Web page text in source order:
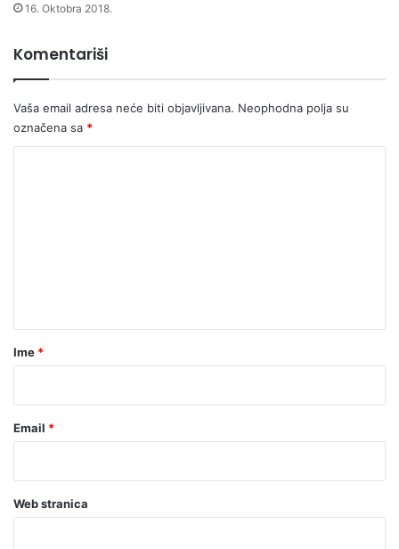
16. Oktobra 2018.
Komentariši
Vaša email adresa neće biti objavljivana. Neophodna polja su
označena sa *
rIme *
Email *
Web stranica